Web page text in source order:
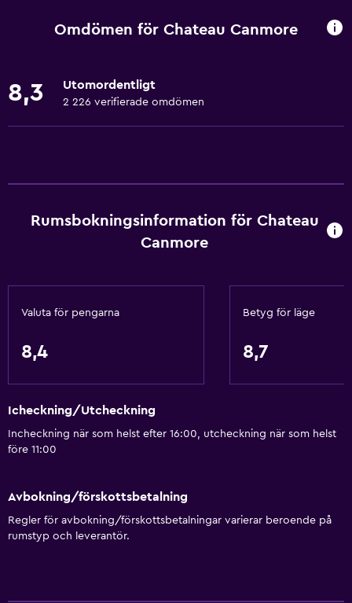
Valutaväxling på plats
Grundläggande bekvämligheter
Wifi tillgängligt i alla områden
Internet
Brandvarnare
Värme
Eldstad
Omdömen för Chateau Canmore
8,3 Utomordentligt
2 226 verifierade omdömen
Rumsbokningsinformation för Chateau
Canmore
Valuta för pengarna
8,4
Betyg för läge
8,7
Icheckning/Utcheckning
Incheckning när som helst efter 16:00, utcheckning när som helst
före 11:00
Avbokning/förskottsbetalning
Regler för avbokning/förskottsbetalningar varierar beroende på
rumstyp och leverantör.